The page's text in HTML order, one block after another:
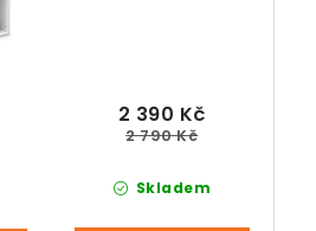
Skladem
2 390 Kč
2 790 Kč